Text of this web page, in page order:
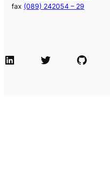
fax (089) 242054 – 29
LinkedIn Twitter GitHub